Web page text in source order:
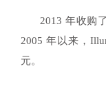
2013 年收购
2005 年以来，
元。